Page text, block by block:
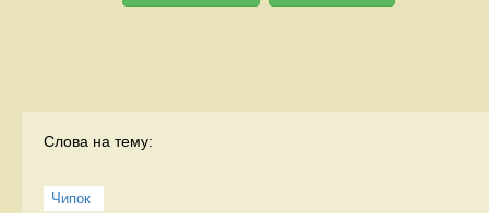
Слова на тему:
Чипок